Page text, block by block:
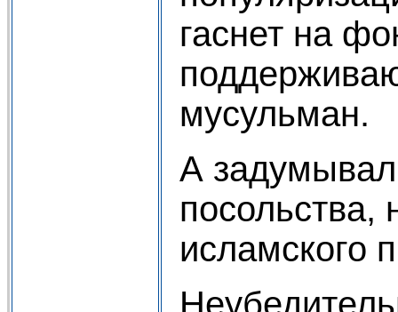
гаснет на
мусульман.
А
посольства,
исламского